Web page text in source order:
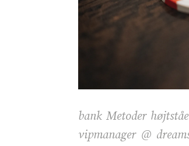
bank Metoder
vipmanager @